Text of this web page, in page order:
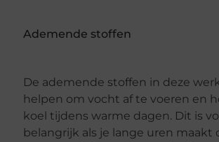
Ademende stoffen
De ademende stoffen in deze
helpen om vocht af te voeren en
koel tijdens warme dagen. Dit is
belangrijk als je lange uren maakt